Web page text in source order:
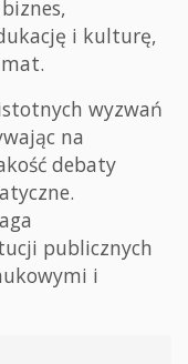
i kulturę,
wyzwań
na
debaty
publicznych
i